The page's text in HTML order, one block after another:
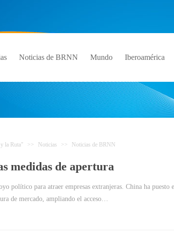
Noticias de BRNN Mundo Iberoamérica
la Ruta" >> Noticias >> Noticias de BRNN
medidas de apertura
político para atraer empresas extranjeras. China ha puesto
de mercado, ampliando el acceso…